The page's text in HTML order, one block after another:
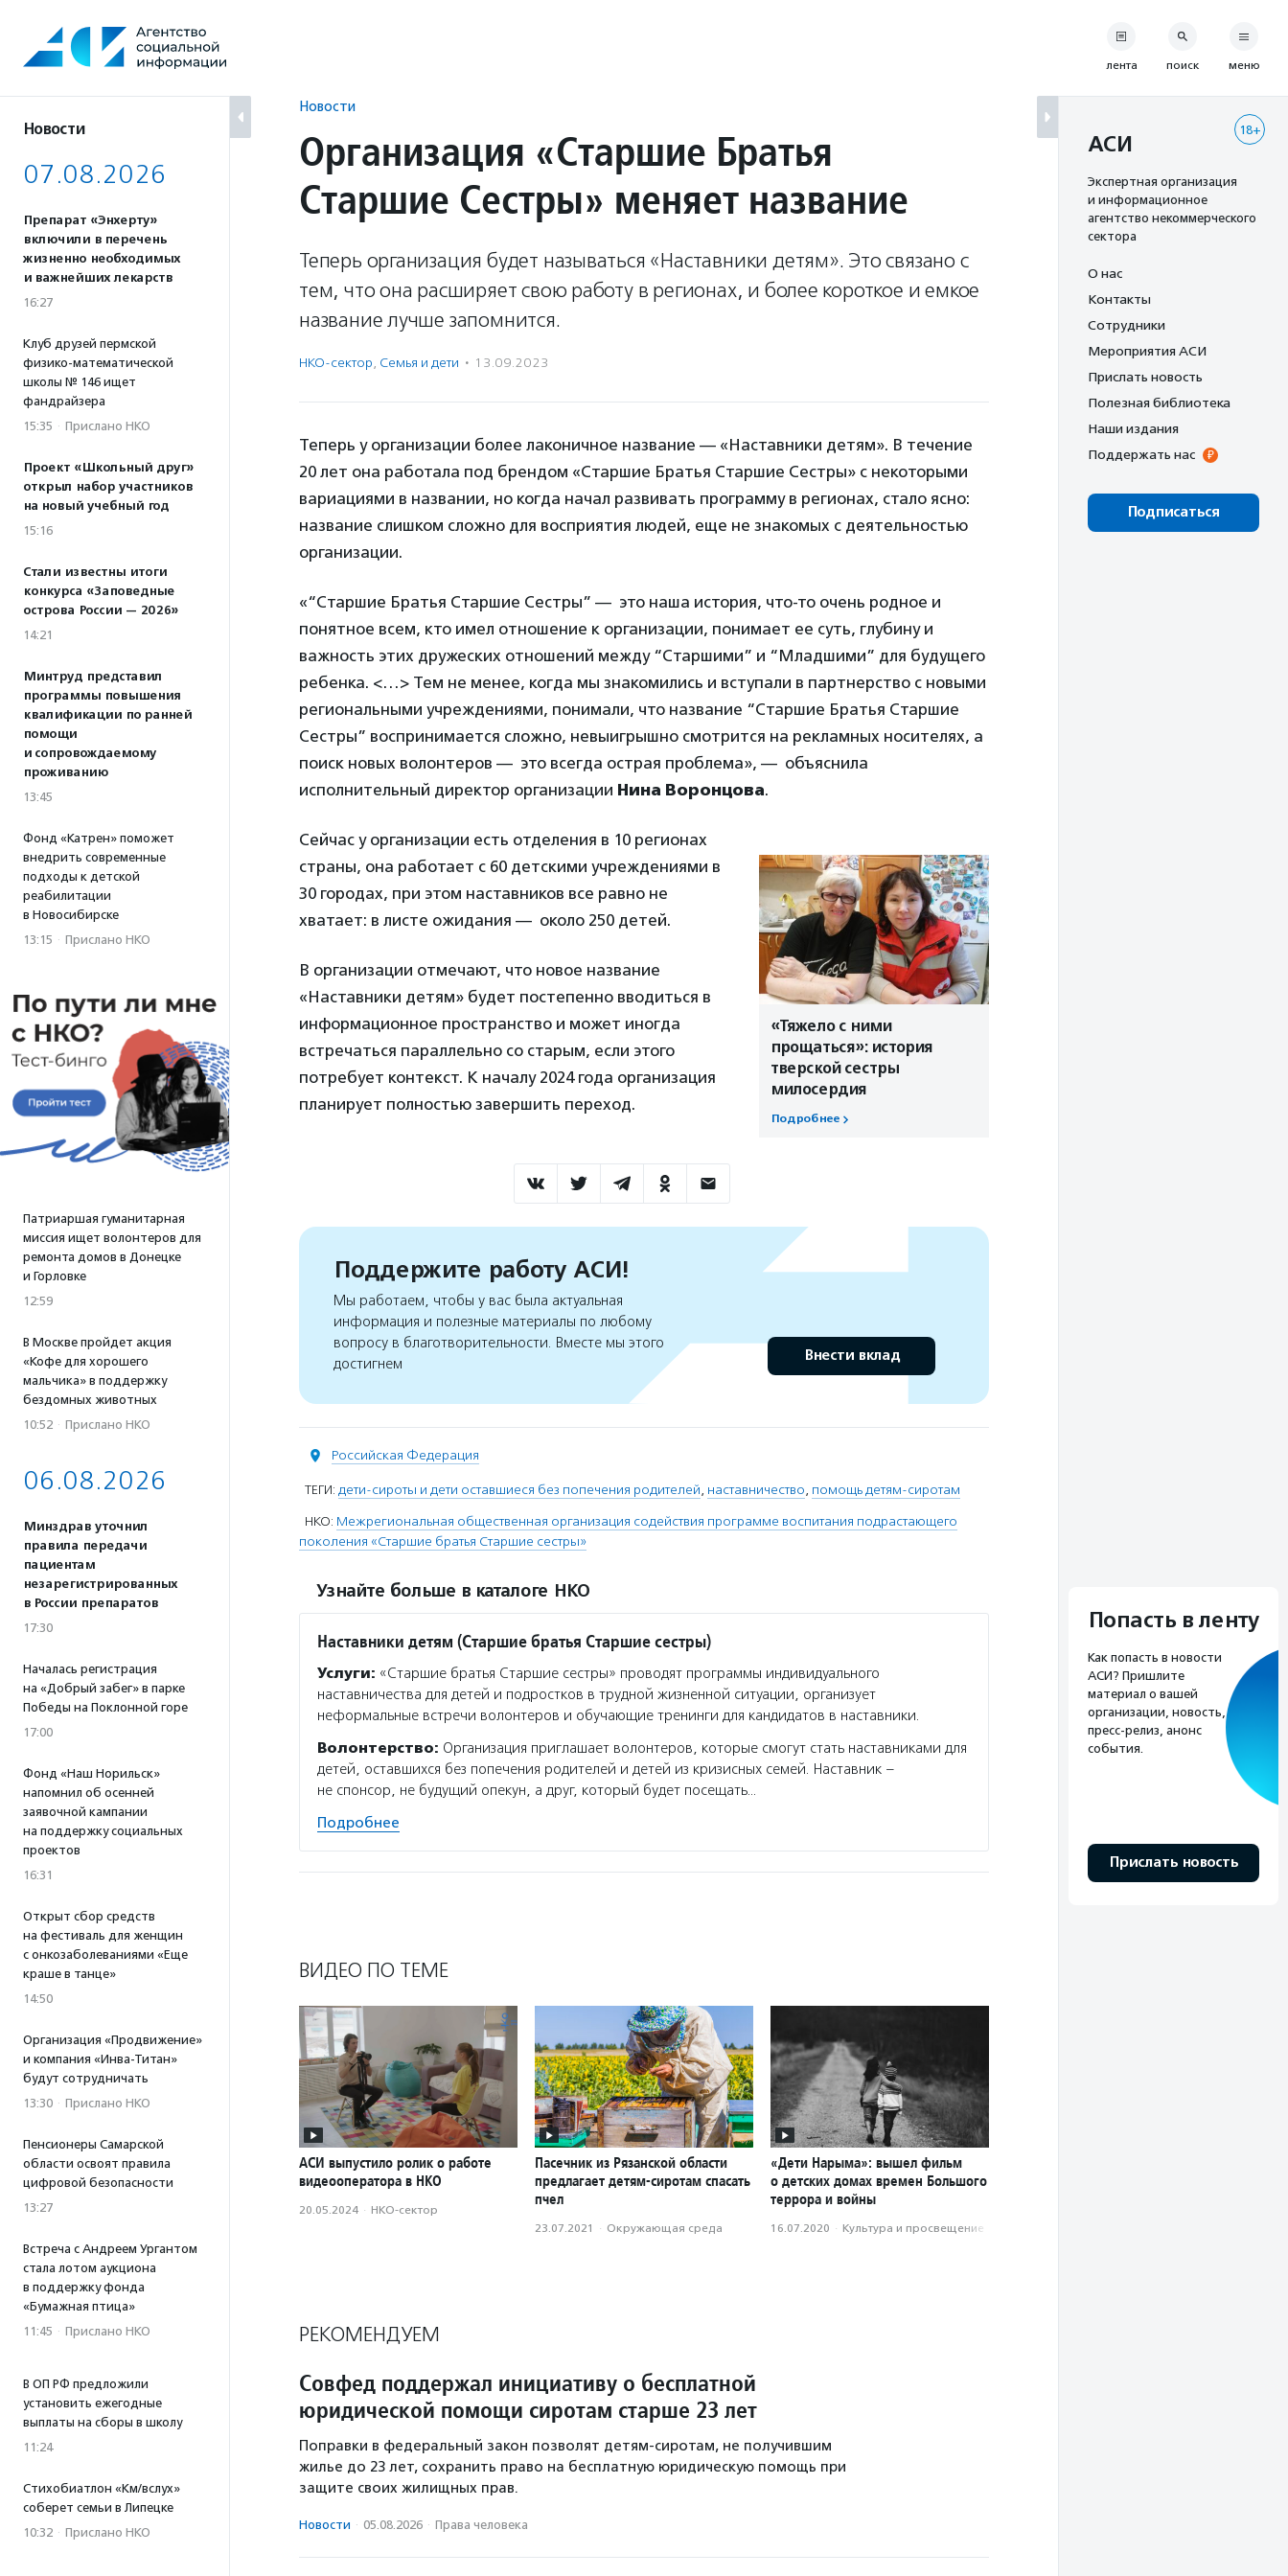
содержанию
Новости
07.08.2026
Препарат «Энхерту»
включили в перечень
жизненно необходимых
и важнейших лекарств
16:27
Клуб друзей пермской
физико-математической
школы № 146 ищет
фандрайзера
15:35 · Прислано НКО
Проект «Школьный друг»
открыл набор участников
на новый учебный год
15:16
Стали известны итоги
конкурса «Заповедные
острова России — 2026»
14:21
Минтруд представил
программы повышения
квалификации по ранней
помощи
и сопровождаемому
проживанию
13:45
Фонд «Катрен» поможет
внедрить современные
подходы к детской
реабилитации
в Новосибирске
13:15 · Прислано НКО
Патриаршая гуманитарная
миссия ищет волонтеров для
ремонта домов в Донецке
и Горловке
12:59
В Москве пройдет акция
«Кофе для хорошего
мальчика» в поддержку
бездомных животных
10:52 · Прислано НКО
06.08.2026
Минздрав уточнил
правила передачи
пациентам
незарегистрированных
в России препаратов
17:30
Началась регистрация
на «Добрый забег» в парке
Победы на Поклонной горе
17:00
Фонд «Наш Норильск»
напомнил об осенней
заявочной кампании
на поддержку социальных
проектов
16:31
Открыт сбор средств
на фестиваль для женщин
с онкозаболеваниями «Еще
краше в танце»
14:50
Организация «Продвижение»
и компания «Инва-Титан»
будут сотрудничать
13:30 · Прислано НКО
Пенсионеры Самарской
области освоят правила
цифровой безопасности
13:27
Встреча с Андреем Ургантом
стала лотом аукциона
в поддержку фонда
«Бумажная птица»
11:45 · Прислано НКО
В ОП РФ предложили
установить ежегодные
выплаты на сборы в школу
11:24
Стихобиатлон «Км/вслух»
соберет семьи в Липецке
10:32 · Прислано НКО
Новости
Организация «Старшие Братья
Старшие Сестры» меняет название
Теперь организация будет называться «Наставники детям». Это связано с
тем, что она расширяет свою работу в регионах, и более короткое и емкое
название лучше запомнится.
НКО-сектор, Семья и дети · 13.09.2023
Теперь у организации более лаконичное название — «Наставники детям». В течение
20 лет она работала под брендом «Старшие Братья Старшие Сестры» с некоторыми
вариациями в названии, но когда начал развивать программу в регионах, стало ясно:
название слишком сложно для восприятия людей, еще не знакомых с деятельностью
организации.
«“Старшие Братья Старшие Сестры” — это наша история, что-то очень родное и
понятное всем, кто имел отношение к организации, понимает ее суть, глубину и
важность этих дружеских отношений между “Старшими” и “Младшими” для будущего
ребенка. <…> Тем не менее, когда мы знакомились и вступали в партнерство с новыми
региональными учреждениями, понимали, что название “Старшие Братья Старшие
Сестры” воспринимается сложно, невыигрышно смотрится на рекламных носителях, а
поиск новых волонтеров — это всегда острая проблема», — объяснила
исполнительный директор организации Нина Воронцова.
«Тяжело с ними
прощаться»: история
тверской сестры
милосердия
Подробнее
Сейчас у организации есть отделения в 10 регионах
страны, она работает с 60 детскими учреждениями в
30 городах, при этом наставников все равно не
хватает: в листе ожидания — около 250 детей.
В организации отмечают, что новое название
«Наставники детям» будет постепенно вводиться в
информационное пространство и может иногда
встречаться параллельно со старым, если этого
потребует контекст. К началу 2024 года организация
планирует полностью завершить переход.
Поддержите работу АСИ!
Мы работаем, чтобы у вас была актуальная
информация и полезные материалы по любому
вопросу в благотворительности. Вместе мы этого
достигнем
Внести вклад
Российская Федерация
ТЕГИ: дети-сироты и дети оставшиеся без попечения родителей, наставничество, помощь детям-сиротам
НКО: Межрегиональная общественная организация содействия программе воспитания подрастающего
поколения «Старшие братья Старшие сестры»
Узнайте больше в каталоге НКО
Наставники детям (Старшие братья Старшие сестры)
Услуги: «Старшие братья Старшие сестры» проводят программы индивидуального
наставничества для детей и подростков в трудной жизненной ситуации, организует
неформальные встречи волонтеров и обучающие тренинги для кандидатов в наставники.
Волонтерство: Организация приглашает волонтеров, которые смогут стать наставниками для
детей, оставшихся без попечения родителей и детей из кризисных семей. Наставник –
не спонсор, не будущий опекун, а друг, который будет посещать…
Подробнее
ВИДЕО ПО ТЕМЕ
АСИ выпустило ролик о работе
видеооператора в НКО
20.05.2024 · НКО-сектор
Пасечник из Рязанской области
предлагает детям-сиротам спасать
пчел
23.07.2021 · Окружающая среда
«Дети Нарыма»: вышел фильм
о детских домах времен Большого
террора и войны
16.07.2020 · Культура и просвещение
РЕКОМЕНДУЕМ
Совфед поддержал инициативу о бесплатной
юридической помощи сиротам старше 23 лет
Поправки в федеральный закон позволят детям-сиротам, не получившим
жилье до 23 лет, сохранить право на бесплатную юридическую помощь при
защите своих жилищных прав.
Новости · 05.08.2026 · Права человека
лента поиск меню
18+
АСИ
Экспертная организация
и информационное
агентство некоммерческого
сектора
О нас
Контакты
Сотрудники
Мероприятия АСИ
Прислать новость
Полезная библиотека
Наши издания
Поддержать нас
Подписаться
Попасть в ленту
Как попасть в новости
АСИ? Пришлите
материал о вашей
организации, новость,
пресс-релиз, анонс
события.
Прислать новость